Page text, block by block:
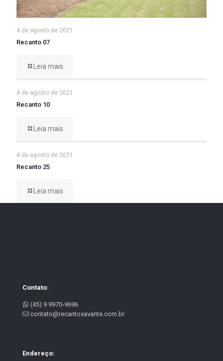
4 de agosto de 2021
Recanto 07
Leia mais
4 de agosto de 2021
Recanto 10
Leia mais
4 de agosto de 2021
Recanto 25
Leia mais
Contato:
(45) 9 9970-9696
contato@recantoxavante.com.br
Endereço: